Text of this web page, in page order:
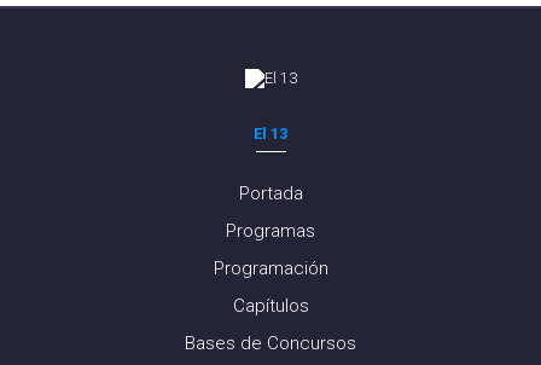
El 13
Portada
Programas
Programación
Capítulos
Bases de Concursos